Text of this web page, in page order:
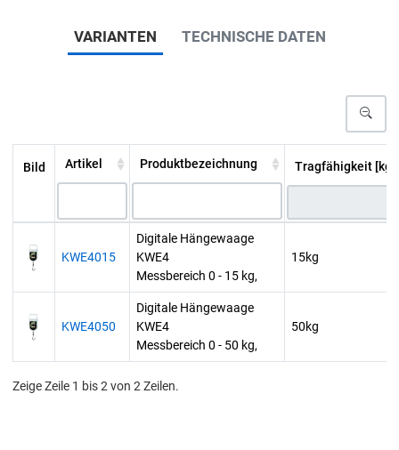
VARIANTEN TECHNISCHE DATEN
Bild Artikel Produktbezeichnung Tragfähigkeit [kg]
KWE4015
Digitale Hängewaage
KWE4
Messbereich 0 - 15 kg,
15kg
KWE4050
Digitale Hängewaage
KWE4
Messbereich 0 - 50 kg,
50kg
Zeige Zeile 1 bis 2 von 2 Zeilen.